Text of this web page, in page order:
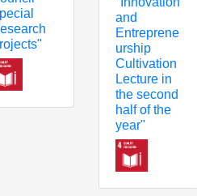
and
Entreprene
urship
Cultivation
Lecture in
the second
half of the
year"